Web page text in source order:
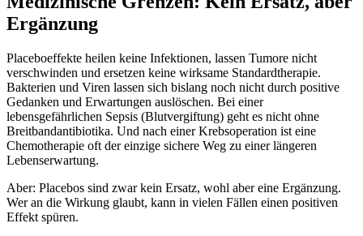
Ergänzung
Placeboeffekte heilen keine Infektionen, lassen Tumore nicht
verschwinden und ersetzen keine wirksame Standardtherapie.
Bakterien und Viren lassen sich bislang noch nicht durch positive
Gedanken und Erwartungen auslöschen. Bei einer
lebensgefährlichen Sepsis (Blutvergiftung) geht es nicht ohne
Breitbandantibiotika. Und nach einer Krebsoperation ist eine
Chemotherapie oft der einzige sichere Weg zu einer längeren
Lebenserwartung.
Aber: Placebos sind zwar kein Ersatz, wohl aber eine Ergänzung.
Wer an die Wirkung glaubt, kann in vielen Fällen einen positiven
Effekt spüren.